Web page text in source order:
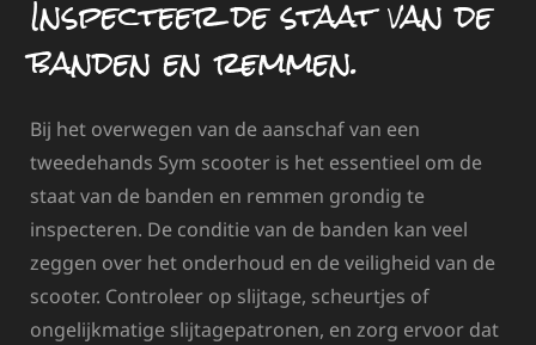
Inspecteer de staat van de
banden en remmen.
Bij het overwegen van de aanschaf van een
tweedehands Sym scooter is het essentieel om de
staat van de banden en remmen grondig te
inspecteren. De conditie van de banden kan veel
zeggen over het onderhoud en de veiligheid van de
scooter. Controleer op slijtage, scheurtjes of
ongelijkmatige slijtagepatronen, en zorg ervoor dat